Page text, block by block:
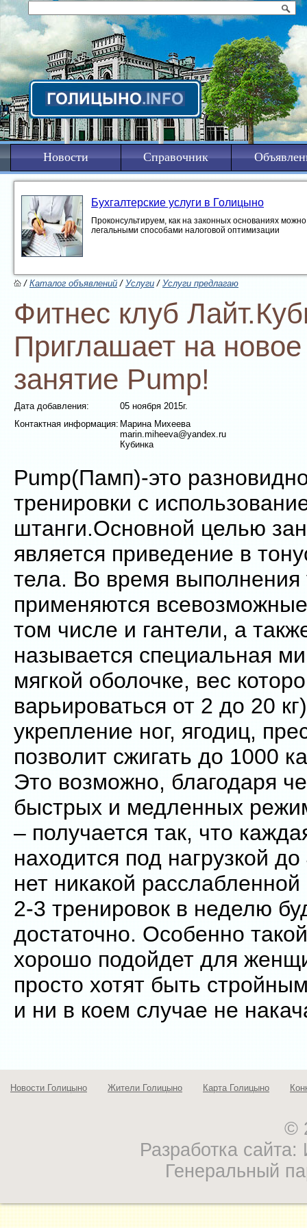
Новости Справочник
Бухгалтерские услуги в Голицыно
Проконсультируем, как на законных основаниях
легальными способами налоговой оптимизации
/Каталог объявлений/Услуги /Услуги предлагаю
Фитнес клуб
Приглашает на новое
занятие Pump!
Дата добавления:
05 ноября 2015г.
Контактная информация: Марина Михеева
marin.miheeva@yandex.ru
Кубинка
Pump(Памп)-это
тренировки с
штанги.Основной целью
является приведение в
тела. Во время выполнения
применяются
том числе и гантели, а
называется специальная
мягкой оболочке, вес
варьироваться от 2 до 20
укрепление ног, ягодиц,
позволит сжигать до 1000
Это возможно, благодаря
быстрых и медленных
– получается так, что
находится под нагрузкой
нет никакой
2-3 тренировок в неделю
достаточно. Особенно
хорошо подойдет для
просто хотят быть
и ни в коем случае не
Новости Голицыно Жители Голицыно Карта Голицыно
©
Разработка
Генеральный